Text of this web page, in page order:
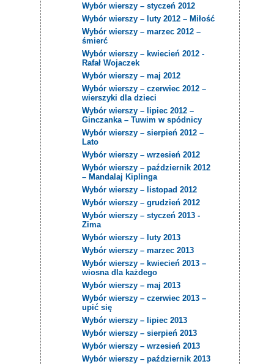
Wybór wierszy – styczeń 2012
Wybór wierszy – luty 2012 – Miłość
Wybór wierszy – marzec 2012 –
śmierć
Wybór wierszy – kwiecień 2012 -
Rafał Wojaczek
Wybór wierszy – maj 2012
Wybór wierszy – czerwiec 2012 –
wierszyki dla dzieci
Wybór wierszy – lipiec 2012 –
Ginczanka – Tuwim w spódnicy
Wybór wierszy – sierpień 2012 –
Lato
Wybór wierszy – wrzesień 2012
Wybór wierszy – październik 2012
– Mandalaj Kiplinga
Wybór wierszy – listopad 2012
Wybór wierszy – grudzień 2012
Wybór wierszy – styczeń 2013 -
Zima
Wybór wierszy – luty 2013
Wybór wierszy – marzec 2013
Wybór wierszy – kwiecień 2013 –
wiosna dla każdego
Wybór wierszy – maj 2013
Wybór wierszy – czerwiec 2013 –
upić się
Wybór wierszy – lipiec 2013
Wybór wierszy – sierpień 2013
Wybór wierszy – wrzesień 2013
Wybór wierszy – październik 2013